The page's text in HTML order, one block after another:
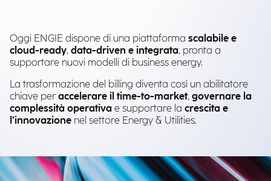
Oggi ENGIE dispone di una piattaforma scalabile e
cloud-ready, data-driven e integrata, pronta a
supportare nuovi modelli di business energy.
La trasformazione del billing diventa così un abilitatore
chiave peraccelerare il time-to-market, governare la
complessità operativa e supportare la crescita e
l’innovazione nel settore Energy & Utilities.